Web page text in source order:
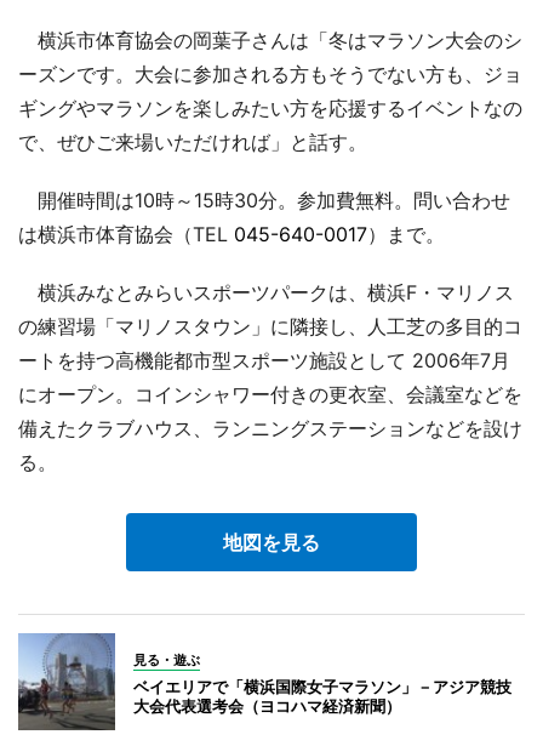
横浜市体育協会の岡葉子さんは「冬はマラソン大会のシ
ーズンです。大会に参加される方もそうでない方も、ジョ
ギングやマラソンを楽しみたい方を応援するイベントなの
で、ぜひご来場いただければ」と話す。
開催時間は10時～15時30分。参加費無料。問い合わせ
は横浜市体育協会（TEL 045-640-0017）まで。
横浜みなとみらいスポーツパークは、横浜F・マリノス
の練習場「マリノスタウン」に隣接し、人工芝の多目的コ
ートを持つ高機能都市型スポーツ施設として 2006年7月
にオープン。コインシャワー付きの更衣室、会議室などを
備えたクラブハウス、ランニングステーションなどを設け
る。
地図を見る
見る・遊ぶ
ベイエリアで「横浜国際女子マラソン」－アジア競技
大会代表選考会（ヨコハマ経済新聞）